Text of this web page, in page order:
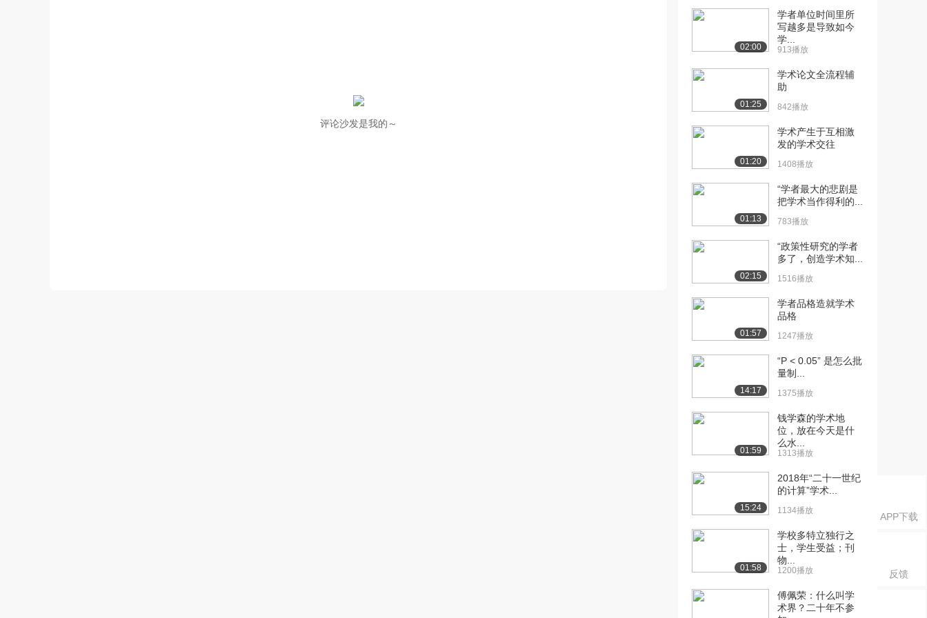
APP下载
反馈
评论沙发是我的～
[11] 季羡林谈人文社会科
22:12
[12] 季羡林谈人文社会科
21:58
[13] 季羡林：中外文化交
13:54
[14] 季羡林：中外文化交
流漫谈——从西域...
13:55
[15] 解读季羡林（一）：
治学之路（上）
治学之路（下）
学术之魂（上）
学术之魂（下）
[19] 解读季羡林（三）：
士子之道（上）
1264播放
[20] 解读季羡林（三）：
士子之道（下）
1559播放
[21] 解读季羡林（四）：
1826播放
02:00
学者单位时间里所
写越多是导致如今
学...
913播放
01:25
学术论⽂全流程辅
助
842播放
01:20
学术产生于互相激
发的学术交往
1408播放
01:13
“学者最大的悲剧是
把学术当作得利的...
783播放
02:15
“政策性研究的学者
多了，创造学术知...
1516播放
01:57
学者品格造就学术
品格
1247播放
14:17
“P < 0.05” 是怎么批
量制...
1375播放
01:59
钱学森的学术地
位，放在今天是什
么水...
1313播放
15:24
2018年“二十一世纪
的计算”学术...
1134播放
01:58
学校多特立独行之
士，学生受益；刊
物...
1200播放
傅佩荣：什么叫学
术界？二十年不参